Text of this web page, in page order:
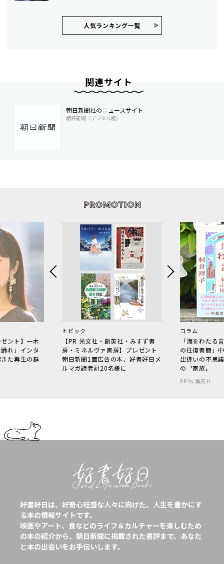
人気ランキング⼀覧
関連サイト
朝日新聞社のニュースサイト
朝日新聞（デジタル版）
ント】一木
れ」インタ
た再生の群
トピック
【PR 光文社・創英社・みすず書
房・ミネルヴァ書房】プレゼント
朝日新聞1面広告の本、好書好日メ
ルマガ読者計20名様に
コラム
「海をわた
の往復書簡」
出逢いの不思
の〝家族〟
PR by 集英社
好書好日は、好奇心旺盛な人々に向けた、人生を豊かにす
る本の情報サイトです。
映画やアート、食などのライフ＆カルチャーを楽しむため
の本の紹介から、朝日新聞に掲載された書評まで、あなた
と本の出会いをお手伝いします。